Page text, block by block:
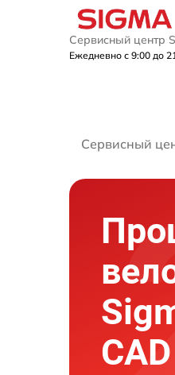
Сервисный центр
Ежедневно с 9:00 до
Сервисный
CAD